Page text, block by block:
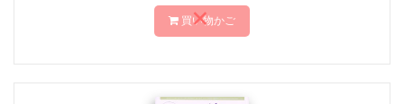
買い物かご